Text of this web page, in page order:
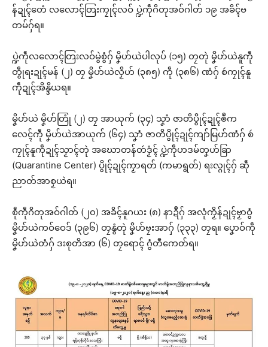
န်ဍုၚ်တေံ လလောၚ်တြးကၠုၚ်လဝ် ပ္ဍဲကဵုဂိတုအဝ်ဂါတ် ၁၉ အခိၚ်ဗ
တမ်ဂှ်ရ။
ပ္ဍဲကဵုလလောၚ်တြးလဝ်မွဲစွံဂှ် မၞိဟ်ယဲပါလုပ် (၁၅) တၠတုဲ မၞိဟ်ယဲနူကဵု
တွဵုရးဍုၚ်မန် (၂) တၠ မၞိဟ်ယဲလၟိဟ် (၃၈၅) ကဵု (၃၈၆) ဏံဂှ် စဴကၠုၚ်နူ
ကဵုဍုၚ်အိန္ဒိယရ။
မၞိဟ်ယဲ မၞိဟ်တြုံ (၂) တၠ အာယုက် (၃၄) သၞာံ ဇာတိပွိုၚ်ဍုၚ်ၜဳက
လေၚ်ကဵု မၞိဟ်ယဲအာယုက် (၆၄) သၞာံ ဇာတိပွိုၚ်ဍုၚ်ကျာ်မြဟ်ဏံဂှ် စဴ
ကၠုၚ်နူကဵုဍုၚ်သၟာၚ်တုဲ အဃောတန်တဴဒၟံၚ် ပ္ဍဲကဵုဟဒမ်တၞဟ်ခြာ
(Quarantine Center) ပွိုၚ်ဍုၚ်ကၟာရတ် (ကမာရွတ်) ရးလ္ဂုၚ်ဂှ် ဆဵု
ညာတ်အာစၟယဲရ။
စဵုကဵုဂိတုအဝ်ဂါတ် (၂၀) အခိၚ်နူဂယး (၈) နာဍဳဂှ် အလုံကၟိန်ဍုၚ်ဗၟာဝွံ
မၞိဟ်ယဲကဝ်ဝေဒ် (၃၉၆) တၠနွံတုဲ မၞိဟ်ဗၠးအာဂှ် (၃၃၃) တၠရ။ ပၞောဝ်ကဵု
မၞိဟ်ယဲတံဂှ် ဒးစုတိအာ (၆) တၠရောၚ် ဂွံတီကေတ်ရ။